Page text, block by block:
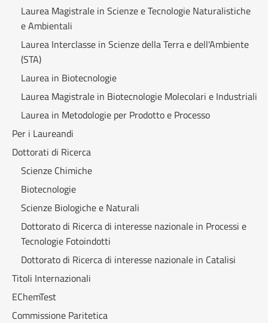
Laurea Magistrale in Scienze e Tecnologie Naturalistiche
e Ambientali
Laurea Interclasse in Scienze della Terra e dell'Ambiente
(STA)
Laurea in Biotecnologie
Laurea Magistrale in Biotecnologie Molecolari e Industriali
Laurea in Metodologie per Prodotto e Processo
Per i Laureandi
Dottorati di Ricerca
Scienze Chimiche
Biotecnologie
Scienze Biologiche e Naturali
Dottorato di Ricerca di interesse nazionale in Processi e
Tecnologie Fotoindotti
Dottorato di Ricerca di interesse nazionale in Catalisi
Titoli Internazionali
EChemTest
Commissione Paritetica